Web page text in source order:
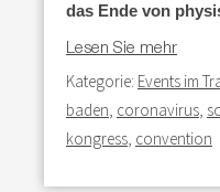
das Ende von
Lesen Sie mehr
Kategorie: Events im
baden, coronavirus,
kongress, convention